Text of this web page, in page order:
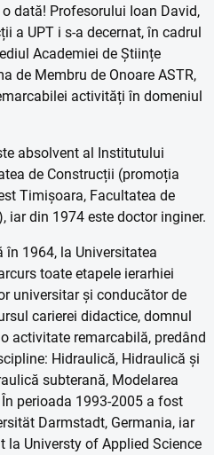
dată! Profesorului Ioan David,
a UPT i s-a decernat, în cadrul
Academiei de Științe
de Membru de Onoare ASTR,
activități în domeniul
absolvent al Institutului
de Construcții (promoția
Timișoara, Facultatea de
iar din 1974 este doctor inginer.
1964, la Universitatea
toate etapele ierarhiei
universitar și conducător de
carierei didactice, domnul
activitate remarcabilă, predând
Hidraulică, Hidraulică și
subterană, Modelarea
perioada 1993-2005 a fost
Darmstadt, Germania, iar
la Universty of Applied Science